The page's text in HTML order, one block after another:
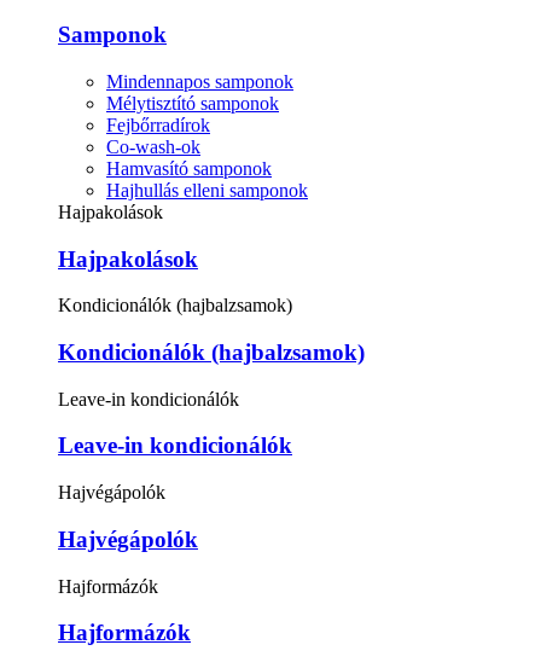
Samponok
Mindennapos samponok
Mélytisztító samponok
Fejbőrradírok
Co-wash-ok
Hamvasító samponok
Hajhullás elleni samponok
Hajpakolások
Hajpakolások
Kondicionálók (hajbalzsamok)
Kondicionálók (hajbalzsamok)
Leave-in kondicionálók
Leave-in kondicionálók
Hajvégápolók
Hajvégápolók
Hajformázók
Hajformázók